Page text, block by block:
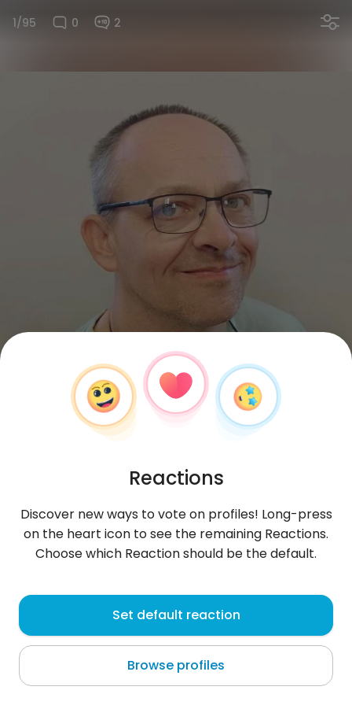
1/95 0 2
Paweł
Dmosin
tMałe przypomnienie, bo czasem ludziom się myli:
wózek/kule to tylko moje podwozie, a nie cała
Reactions
Discover new ways to vote on profiles! Long-press
on the heart icon to see the remaining Reactions.
Choose which Reaction should be the default.
Set default reaction
Browse profiles